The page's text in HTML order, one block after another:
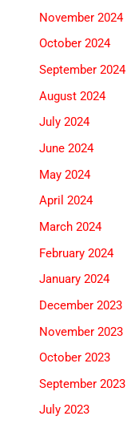
November 2024
October 2024
September 2024
August 2024
July 2024
June 2024
May 2024
April 2024
March 2024
February 2024
January 2024
December 2023
November 2023
October 2023
September 2023
July 2023